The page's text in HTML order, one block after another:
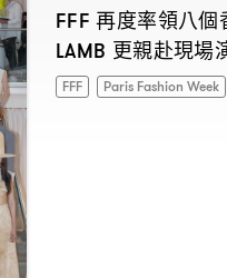
FFF再度率領八個
LAMB 更親赴現場
FFF Paris Fashion Week